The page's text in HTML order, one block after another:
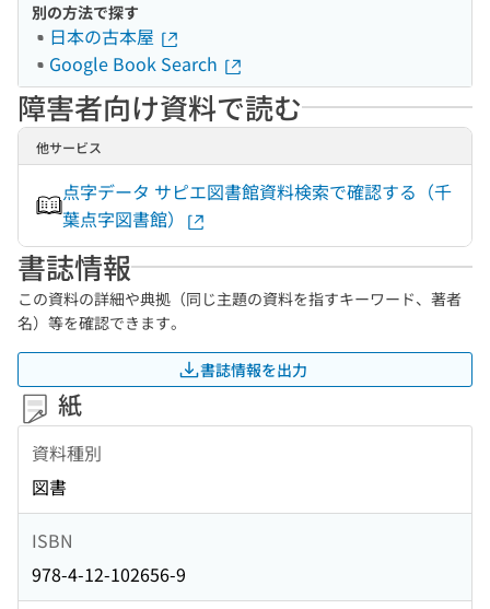
別の方法で探す
日本の古本屋
Google Book Search
障害者向け資料で読む
他サービス
点字データ サピエ図書館資料検索で確認する（千
葉点字図書館）
書誌情報
この資料の詳細や典拠（同じ主題の資料を指すキーワード、著者
名）等を確認できます。
書誌情報を出力
紙
資料種別
図書
ISBN
978-4-12-102656-9